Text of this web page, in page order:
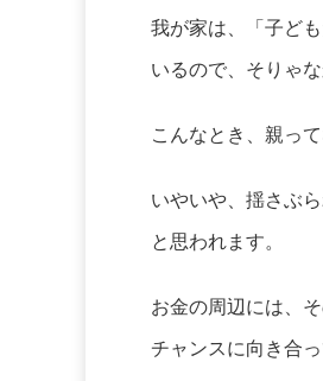
我が家は、「子ど
いるので、そりゃ
こんなとき、親っ
いやいや、揺さぶ
と思われます。
お金の周辺には、
チャンスに向き合